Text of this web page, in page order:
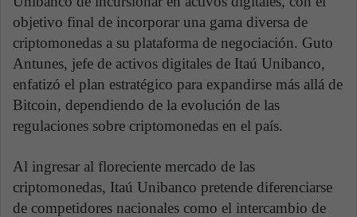
objetivo final de incorporar una gama diversa de
criptomonedas a su plataforma de negociación. Guto
Antunes, jefe de activos digitales de Itaú Unibanco,
enfatizó el plan estratégico para expandirse más allá de
Bitcoin, dependiendo de la evolución de las
regulaciones sobre criptomonedas en el país.
Al ingresar al floreciente mercado de las
criptomonedas, Itaú Unibanco pretende diferenciarse
de competidores nacionales como el intercambio de